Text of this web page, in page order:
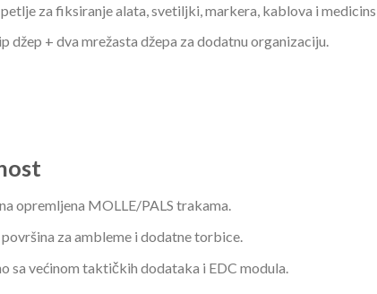
za fiksiranje alata, svetiljki, markera, kablova i
džep + dva mrežasta džepa za dodatnu organizaciju.
opremljena MOLLE/PALS trakama.
za ambleme i dodatne torbice.
sa većinom taktičkih dodataka i EDC modula.